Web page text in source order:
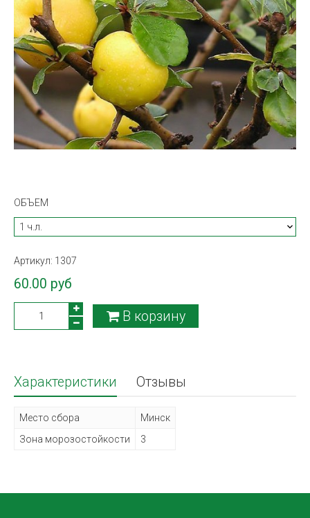
ОБЪЕМ
Артикул: 1307
60.00 руб
В корзину
Характеристики Отзывы
Место сбора
Минск
Зона морозостойкости
3